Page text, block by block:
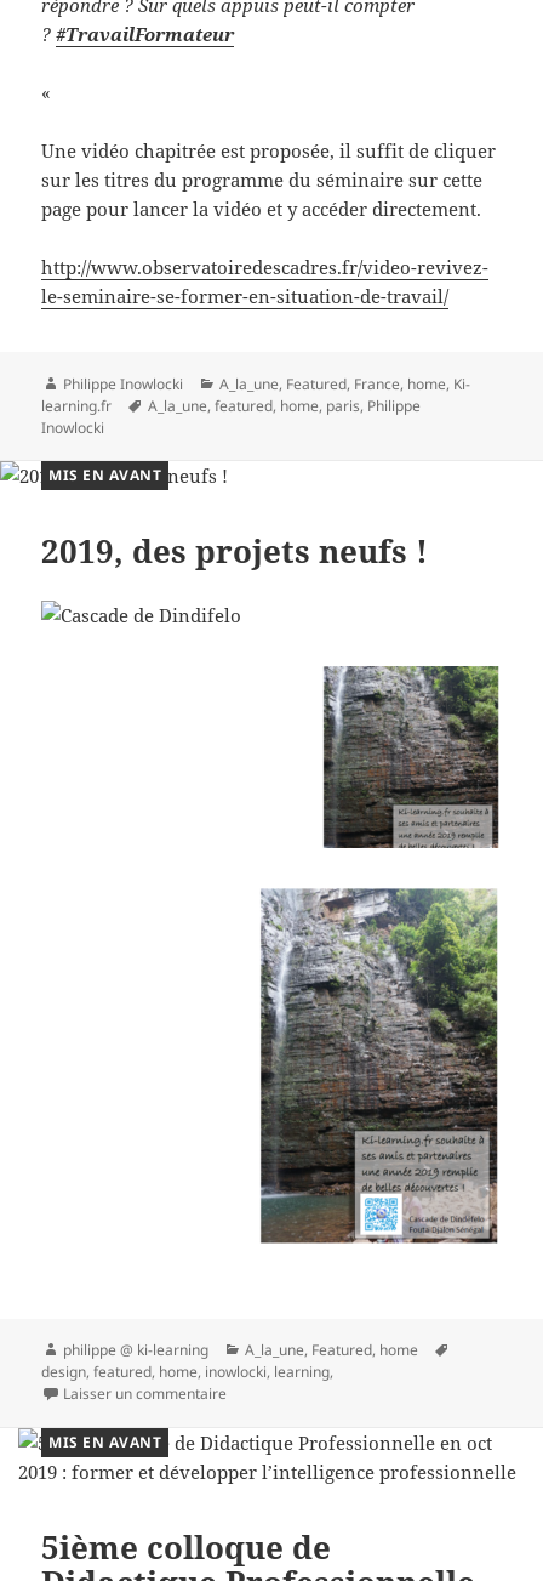
?#TravailFormateur
«
Une vidéo chapitrée est proposée, il suffit de cliquer
sur les titres du programme du séminaire sur cette
page pour lancer la vidéo et y accéder directement.
http://www.observatoiredescadres.fr/video-revivez-
le-seminaire-se-former-en-situation-de-travail/
Auteur
Philippe Inowlocki Catégories
A_la_une, Featured, France, home, Ki-
learning.fr
Mots-
A_la_une,featured, home, paris, Philippe
Inowlocki
2019, des projets neufs !
MIS EN AVANT
Auteur
philippe @ ki-learning Catégories
A_la_une, Featured, home
design,featured, home, inowlocki, learning,
Laisser un commentaire
5ième colloque de
MIS EN AVANT